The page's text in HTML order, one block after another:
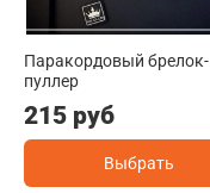
Паракордовый брелок-
пуллер
215 руб
Выбрать